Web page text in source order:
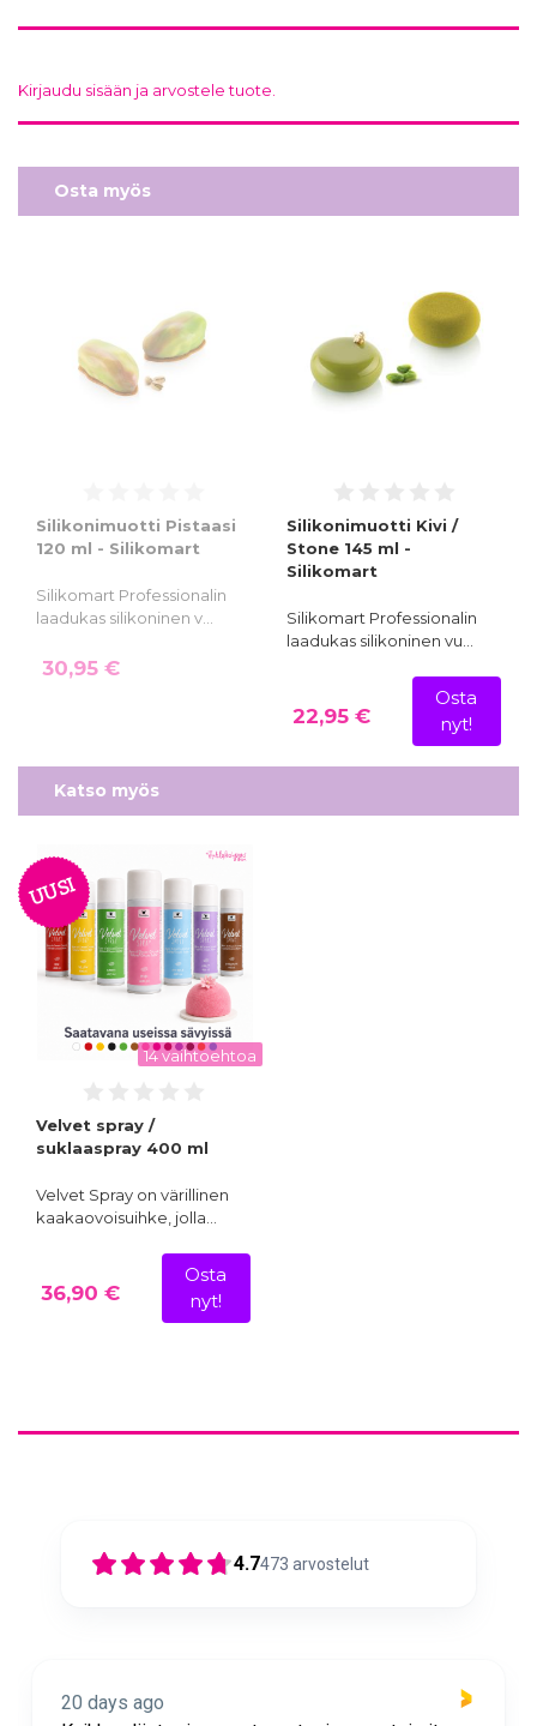
Kirjaudu sisään ja arvostele tuote.
Osta myös
Silikonimuotti Pistaasi
120 ml - Silikomart
Silikomart Professionalin
laadukas silikoninen v…
30,95 €
Silikonimuotti Kivi /
Stone 145 ml -
Silikomart
Silikomart Professionalin
laadukas silikoninen vu…
22,95 €
Osta
nyt!
Katso myös
14 vaihtoehtoa
UUSI
Velvet spray /
suklaaspray 400 ml
Velvet Spray on värillinen
kaakaovoisuihke, jolla…
36,90 €
Osta
nyt!
4.7473 arvostelut
20 days ago